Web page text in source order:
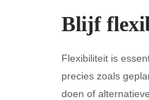
Blijf
Flexibiliteit is
precies zoals
doen of